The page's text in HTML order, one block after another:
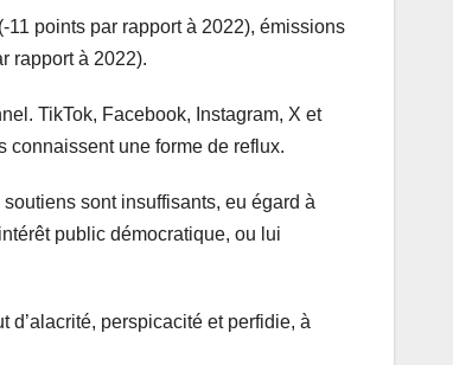
11 points par rapport à 2022), émissions
rapport à 2022).
TikTok, Facebook, Instagram, X et
connaissent une forme de reflux.
sont insuffisants, eu égard à
public démocratique, ou lui
d’alacrité, perspicacité et perfidie, à